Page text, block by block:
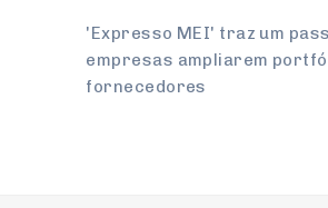
'Expresso MEI' traz um
empresas ampliarem
fornecedores